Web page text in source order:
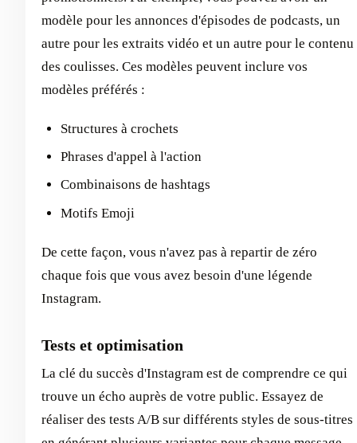
modèle pour les annonces d'épisodes de podcasts, un
autre pour les extraits vidéo et un autre pour le contenu
des coulisses. Ces modèles peuvent inclure vos
modèles préférés :
Structures à crochets
Phrases d'appel à l'action
Combinaisons de hashtags
Motifs Emoji
De cette façon, vous n'avez pas à repartir de zéro
chaque fois que vous avez besoin d'une légende
Instagram.
Tests et optimisation
La clé du succès d'Instagram est de comprendre ce qui
trouve un écho auprès de votre public. Essayez de
réaliser des tests A/B sur différents styles de sous-titres